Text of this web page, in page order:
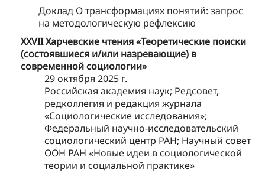
Доклад О трансформациях понятий: запрос
на методологическую рефлексию
XXVII Харчевские чтения «Теоретические поиски
(состоявшиеся и/или назревающие) в
современной социологии»
29 октября 2025 г.
Российская академия наук; Редсовет,
редколлегия и редакция журнала
«Социологические исследования»;
Федеральный научно-исследовательский
социологический центр РАН; Научный совет
ООН РАН «Новые идеи в социологической
теории и социальной практике»